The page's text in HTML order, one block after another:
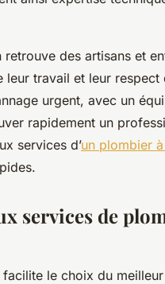
des artisans et
travail et leur respect
urgent, avec un
rapidement un
services d’un plombier
services de
le choix du